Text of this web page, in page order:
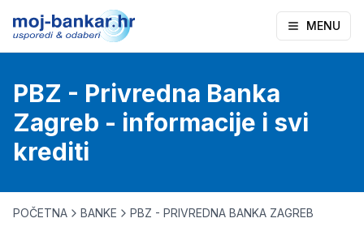
MENU
PBZ - Privredna Banka
Zagreb - informacije i svi
krediti
POČETNA BANKE PBZ - PRIVREDNA BANKA ZAGREB